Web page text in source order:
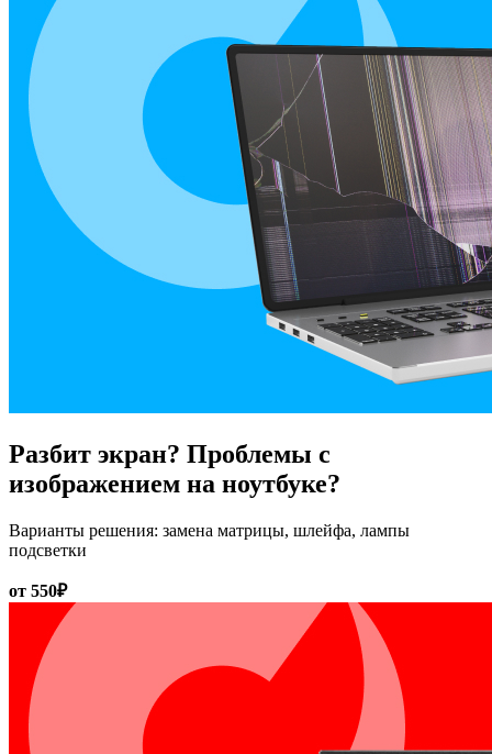
Разбит экран? Проблемы с
изображением на ноутбуке?
Варианты решения: замена матрицы, шлейфа, лампы
подсветки
от 550₽